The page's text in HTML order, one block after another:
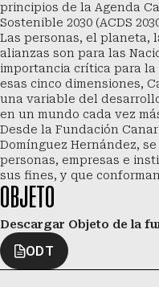
principios de la Agenda
Sostenible 2030 (ACDS
Las personas, el planeta,
alianzas son para las
importancia crítica para
esas cinco dimensiones,
una variable del
en un mundo cada vez
Desde la Fundación
Domínguez Hernández,
personas, empresas e
sus fines, y que
OBJETO
Descargar Objeto de la
ODT